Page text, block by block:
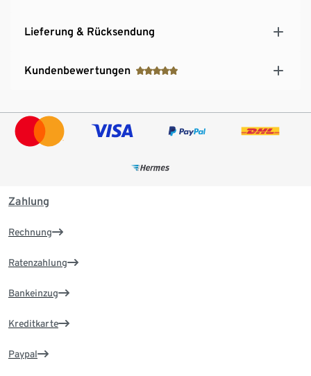
Lieferung & Rücksendung
Kundenbewertungen
Zahlung
Rechnung
Ratenzahlung
Bankeinzug
Kreditkarte
Paypal